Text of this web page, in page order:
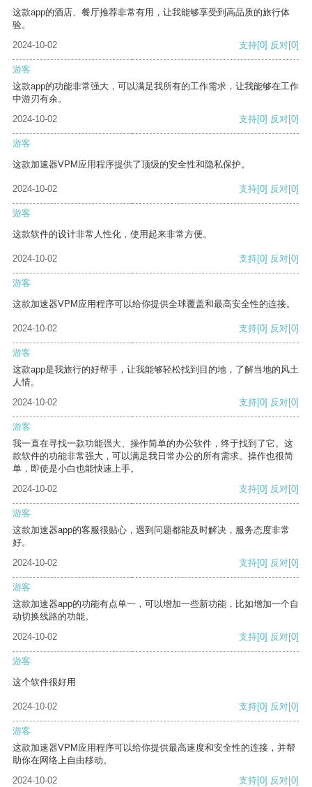
这款app的酒店、餐厅推荐非常有用，让我能够享受到高品质的旅行体
验。
2024-10-02
支持[0] 反对[0]
游客
这款app的功能非常强大，可以满足我所有的工作需求，让我能够在工作
中游刃有余。
2024-10-02
支持[0] 反对[0]
游客
这款加速器VPM应用程序提供了顶级的安全性和隐私保护。
2024-10-02 支持[0] 反对[0]
游客
这款软件的设计非常人性化，使用起来非常方便。
2024-10-02 支持[0] 反对[0]
游客
这款加速器VPM应用程序可以给你提供全球覆盖和最高安全性的连接。
2024-10-02 支持[0] 反对[0]
游客
这款app是我旅行的好帮手，让我能够轻松找到目的地，了解当地的风土
人情。
2024-10-02
支持[0] 反对[0]
游客
我一直在寻找一款功能强大、操作简单的办公软件，终于找到了它。这
款软件的功能非常强大，可以满足我日常办公的所有需求。操作也很简
单，即使是小白也能快速上手。
2024-10-02
支持[0] 反对[0]
游客
这款加速器app的客服很贴心，遇到问题都能及时解决，服务态度非常
好。
2024-10-02
支持[0] 反对[0]
游客
这款加速器app的功能有点单一，可以增加一些新功能，比如增加一个自
动切换线路的功能。
2024-10-02
支持[0] 反对[0]
游客
这个软件很好用
2024-10-02 支持[0] 反对[0]
游客
这款加速器VPM应用程序可以给你提供最高速度和安全性的连接，并帮
助你在网络上自由移动。
2024-10-02
支持[0] 反对[0]